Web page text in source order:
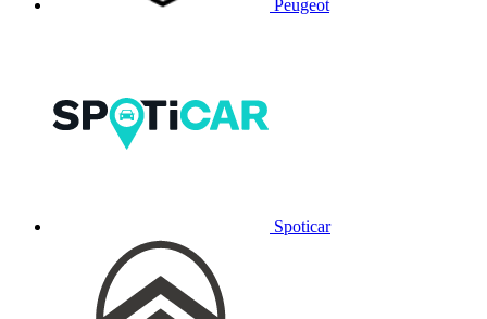
Peugeot
Spoticar